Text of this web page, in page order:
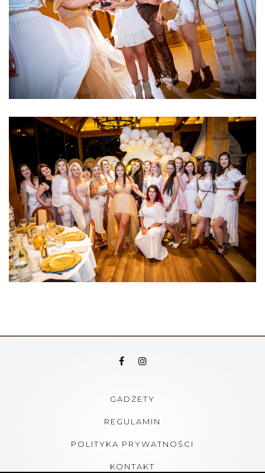
GADŻETY
REGULAMIN
POLITYKA PRYWATNOŚCI
KONTAKT